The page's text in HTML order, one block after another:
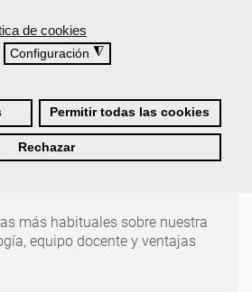
de cookies
Configuración ◮
Permitir todas las cookies
Rechazar sobre la
más habituales sobre nuestra
equipo docente y ventajas